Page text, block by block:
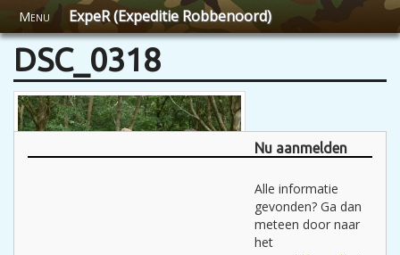
Menu ExpeR (Expeditie Robbenoord)
DSC_0318
Nu aanmelden
Alle informatie
gevonden? Ga dan
meteen door naar
het